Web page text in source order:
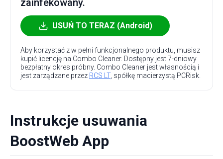
zainfekowany.
USUŃ TO TERAZ (Android)
Aby korzystać z w pełni funkcjonalnego produktu, musisz
kupić licencję na Combo Cleaner. Dostępny jest 7-dniowy
bezpłatny okres próbny. Combo Cleaner jest własnością i
jest zarządzane przez RCS LT, spółkę macierzystą PCRisk.
Instrukcje usuwania
BoostWeb App